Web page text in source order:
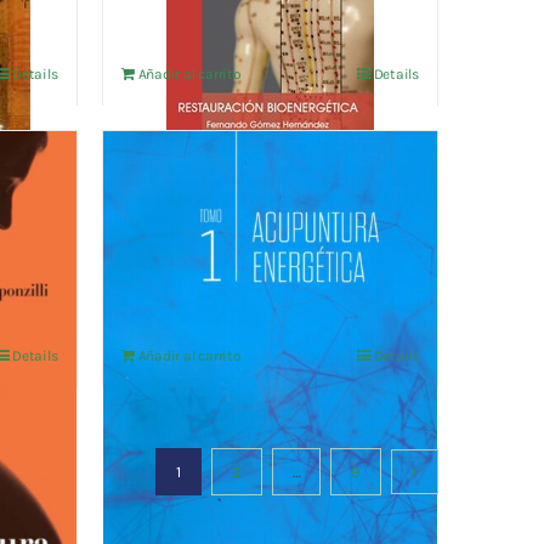
Details Añadir al carrito Details
Details
IVA no incluído
Añadir al carrito Details
1 2 … 9